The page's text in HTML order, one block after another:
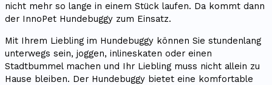
nicht mehr so lange in einem Stück laufen. Da kommt dann
der InnoPet Hundebuggy zum Einsatz.
Mit Ihrem Liebling im Hundebuggy können Sie stundenlang
unterwegs sein, joggen, inlineskaten oder einen
Stadtbummel machen und Ihr Liebling muss nicht allein zu
Hause bleiben. Der Hundebuggy bietet eine komfortable